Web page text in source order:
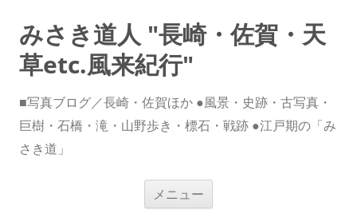
みさき道人 "長崎・佐賀・天
草etc.風来紀行"
■写真ブログ／長崎・佐賀ほか ●風景・史跡・古写真・
巨樹・石橋・滝・山野歩き・標石・戦跡 ●江戸期の「み
さき道」
メニュー